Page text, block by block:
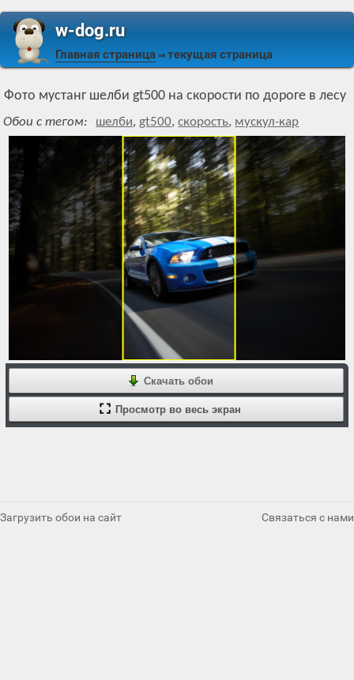
w-dog.ru
Главная страница ⇒ текущая страница
Фото мустанг шелби gt500 на скорости по дороге в лесу
Обои с тегом: шелби, gt500,скорость, мускул-кар
Скачать обои
Просмотр во весь экран
Загрузить обои на сайт Связаться с нами